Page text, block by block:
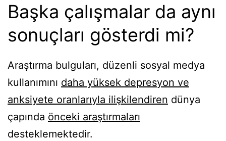
Başka çalışmalar da aynı
sonuçları gösterdi mi?
Araştırma bulguları, düzenli sosyal medya
kullanımını daha yüksek depresyon ve
anksiyete oranlarıyla ilişkilendiren dünya
çapında önceki araştırmaları
desteklemektedir.